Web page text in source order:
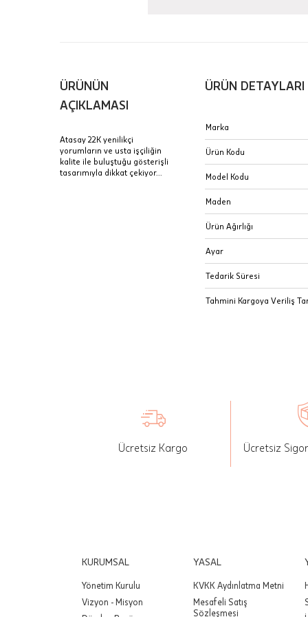
Stoklar çok
Taksit
E-Posta Adresi
ÜRÜNÜN
AÇIKLAMASI
Atasay 22K yenilikçi
yorumların ve usta işçiliğin
kalite ile buluştuğu gösterişli
tasarımıyla dikkat çekiyor...
ÜRÜN DETAYLARI
Marka
Ürün Kodu
Model Kodu
Maden
Ürün Ağırlığı
Ayar
Tedarik Süresi
Tahmini Kargoya Veriliş
Ücretsiz Kargo Ücretsiz
KURUMSAL
Yönetim Kurulu
Vizyon - Misyon
YASAL
KVKK Aydınlatma Metni
Mesafeli Satış
Sözleşmesi
Sertifika
JTR |
Sipariş
İptal:
seçilen
Önemli:
Önemli: